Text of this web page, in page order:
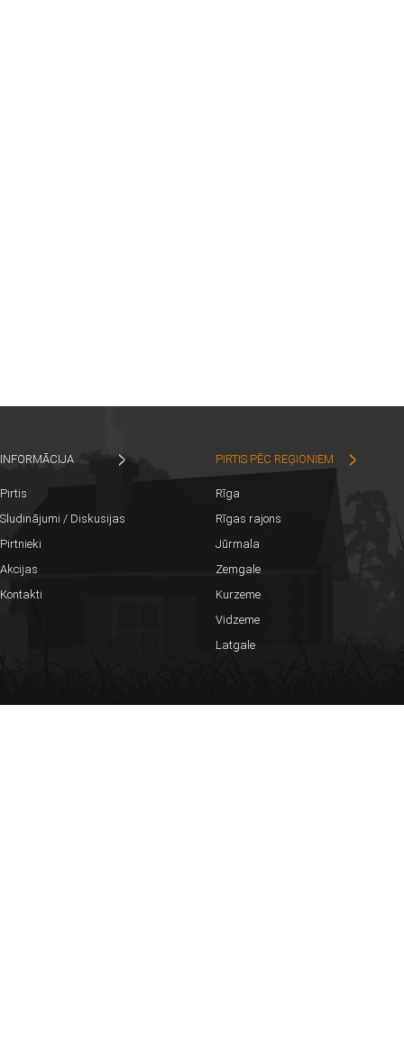
INFORMĀCIJA
Pirtis
Sludinājumi / Diskusijas
Pirtnieki
Akcijas
Kontakti
PIRTIS PĒC REĢIONIEM
Rīga
Rīgas rajons
Jūrmala
Zemgale
Kurzeme
Vidzeme
Latgale